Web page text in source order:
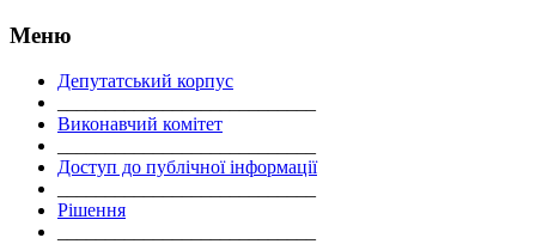
Меню
Депутатський корпус
Виконавчий комітет
Доступ до публічної інформації
Рішення